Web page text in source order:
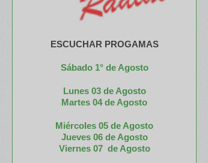
ESCUCHAR PROGAMAS
Sábado 1° de Agosto
Lunes 03 de Agosto
Martes 04 de Agosto
Miércoles 05 de Agosto
Jueves 06 de Agosto
Viernes 07 de Agosto